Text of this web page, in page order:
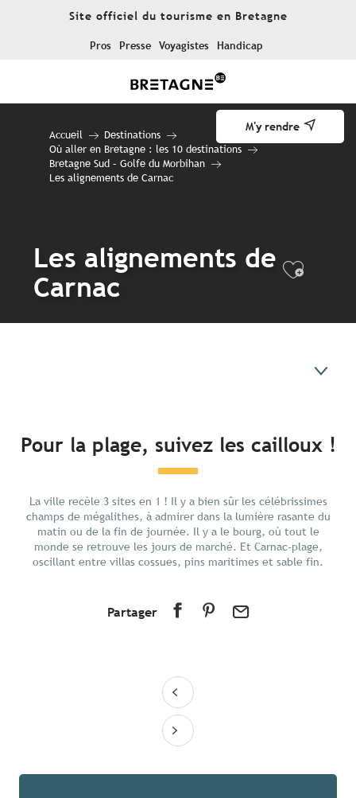
Site officiel du tourisme en Bretagne
Pros Presse Voyagistes Handicap
M'y rendre
Accueil
Destinations
Où aller en Bretagne : les 10 destinations
Bretagne Sud – Golfe du Morbihan
Les alignements de Carnac
Les alignements de
Carnac
Préparer votre séjour
Aux alentours
Pour la plage, suivez les cailloux !
La ville recèle 3 sites en 1 ! Il y a bien sûr les célébrissimes
champs de mégalithes, à admirer dans la lumière rasante du
matin ou de la fin de journée. Il y a le bourg, où tout le
monde se retrouve les jours de marché. Et Carnac-plage,
oscillant entre villas cossues, pins maritimes et sable fin.
Partager